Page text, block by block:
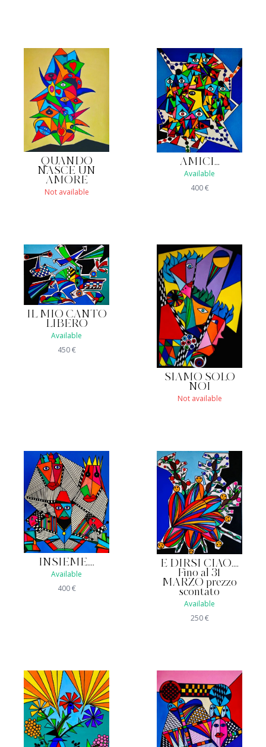
QUANDO
NASCE UN
AMORE
Not available
AMICI...
Available
400€
IL MIO CANTO
LIBERO
Available
450€
SIAMO SOLO
NOI
Not available
INSIEME....
Available
400€
E DIRSI CIAO....
Fino al 31
MARZO prezzo
scontato
Available
250€